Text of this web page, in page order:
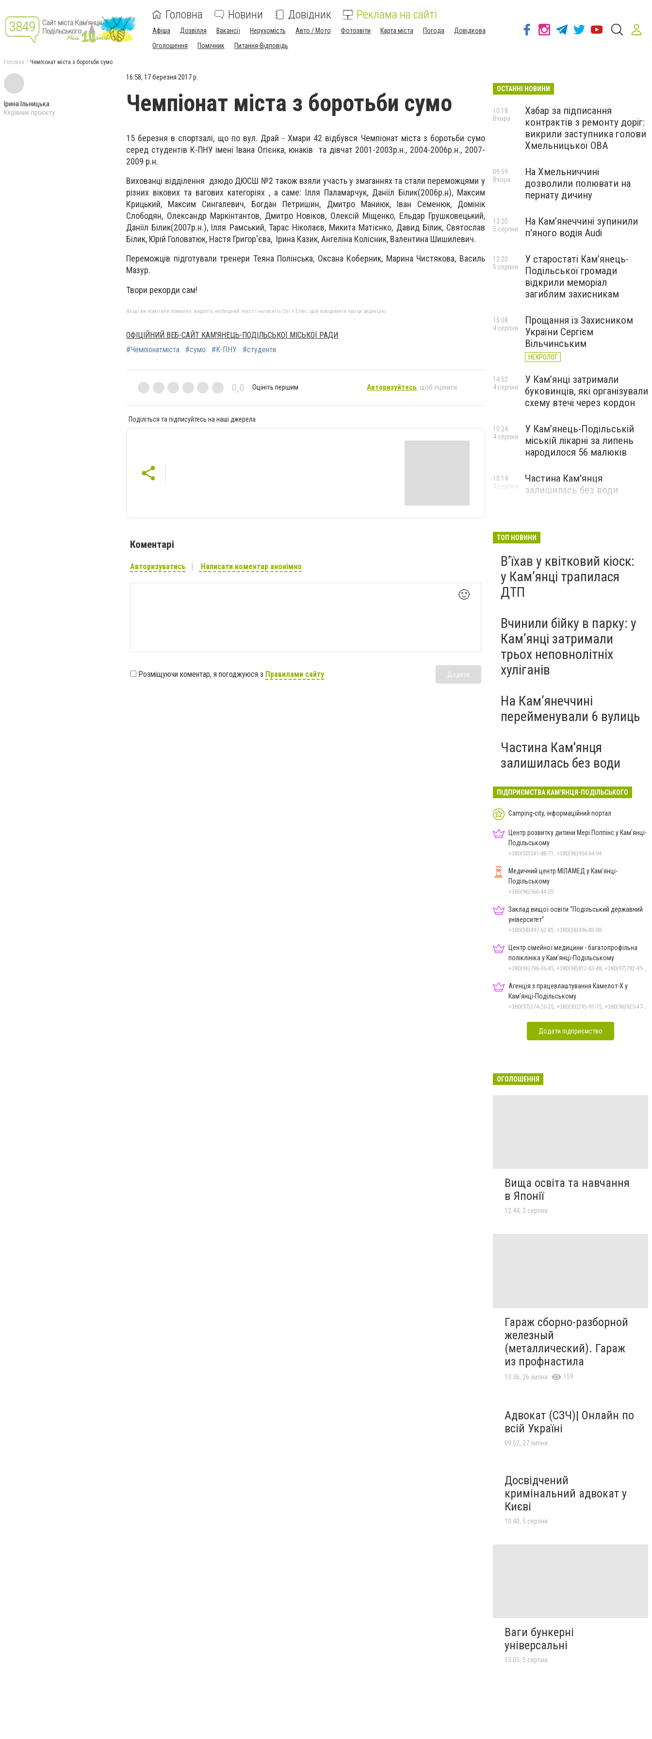
Головна Новини Довідник Реклама на сайті
Афіша Дозвілля Вакансії Нерухомість Авто / Мото Фотозвіти Карта міста Погода
Довідкова
Оголошення
Помічник Питання-Відповідь
Головна Чемпіонат міста з боротьби сумо
Ірина Ільницька
Керівник проєкту
16:58, 17 березня 2017 р.
Чемпіонат міста з боротьби сумо
15 березня в спортзалі, що по вул. Драй - Хмари 42 відбувся Чемпіонат міста з боротьби сумо
серед студентів К-ПНУ імені Івана Огієнка, юнаків та дівчат 2001-2003р.н., 2004-2006р.н., 2007-
2009 р.н.
Вихованці відділення дзюдо ДЮСШ №2 також взяли участь у змаганнях та стали переможцями у
різних вікових та вагових категоріях , а саме: Ілля Паламарчук, Даніїл Білик(2006р.н), Максим
Крицький, Максим Сингалевич, Богдан Петришин, Дмитро Маниюк, Іван Семенюк, Домінік
Слободян, Олександр Маркінтантов, Дмитро Новіков, Олексій Міщенко, Ельдар Грушковецький,
Даніїл Білик(2007р.н.), Ілля Рамський, Тарас Ніколаєв, Микита Матієнко, Давид Білик, Святослав
Білик, Юрій Головатюк, Настя Григор'єва, Ірина Казик, Ангеліна Колісник, Валентина Шишилевич.
Переможців підготували тренери Теяна Полінська, Оксана Коберник, Марина Чистякова, Василь
Мазур.
Твори рекорди сам!
Якщо ви помітили помилку, виділіть необхідний текст і натисніть Ctrl + Enter, щоб повідомити про це редакцію
ОФІЦІЙНИЙ ВЕБ-САЙТ КАМ'ЯНЕЦЬ-ПОДІЛЬСЬКОЇ МІСЬКОЇ РАДИ
#Чемпіонатміста
#сумо #К-ПНУ #студенти
0,0 Оцініть першим Авторизуйтесь, щоб оцінити
Поділіться та підписуйтесь на наші джерела
Коментарі
Авторизуватись Написати коментар анонімно
🙂
Розміщуючи коментар, я погоджуюся з Правилами сайту Додати
ОСТАННІ НОВИНИ
Хабар за підписання
контрактів з ремонту доріг:
викрили заступника голови
Хмельницької ОВА
10:18
Вчора
На Хмельниччині
дозволили полювати на
пернату дичину
09:59
Вчора
На Камʼянеччині зупинили
п'яного водія Audi
13:20
5 серпня
У старостаті Кам’янець-
Подільської громади
відкрили меморіал
загиблим захисникам
12:20
5 серпня
Прощання із Захисником
України Сергієм
Вільчинським
НЕКРОЛОГ
15:08
4 серпня
У Кам’янці затримали
буковинців, які організували
схему втечі через кордон
14:52
4 серпня
У Кам’янець-Подільській
міській лікарні за липень
народилося 56 малюків
10:24
4 серпня
Частина Кам'янця
залишилась без води
10:14
4 серпня
ТОП НОВИНИ
Вʼїхав у квітковий кіоск:
у Камʼянці трапилася
ДТП
Вчинили бійку в парку: у
Кам’янці затримали
трьох неповнолітніх
хуліганів
На Камʼянеччині
перейменували 6 вулиць
Частина Кам'янця
залишилась без води
ПІДПРИЄМСТВА КАМ'ЯНЦЯ-ПОДІЛЬСЬКОГО
Camping-city, інформаційний портал
Центр розвитку дитини Мері Поппінс у Кам'янці-
Подільському
+380(50)541-88-71, +380(96)954-64-94
Медичний центр МІЛАМЕД у Кам'янці-
Подільському
+380(96)566-44-55
Заклад вищої освіти "Подільський державний
університет"
+380(38)497-62-85, +380(38)496-83-88
Центр сімейної медицини - багатопрофільна
поліклініка у Кам’янці-Подільському
+380(96)796-36-85, +380(98)812-63-48, +380(97)782-45-70
Агенція з працевлаштування Камелот-Х у
Кам’янці-Подільському
+380(97)374-26-25, +380(93)293-91-75, +380(96)925-47-71, +380(73)327-54-83
Додати підприємство
ОГОЛОШЕННЯ
Вища освіта та навчання
в Японії
12:44, 3 серпня
Гараж сборно-разборной
железный
(металлический). Гараж
из профнастила
13:36, 26 липня 159
Адвокат (СЗЧ)| Онлайн по
всій Україні
09:52, 27 липня
Досвідчений
кримінальний адвокат у
Києві
10:40, 5 серпня
Ваги бункерні
універсальні
13:05, 5 серпня